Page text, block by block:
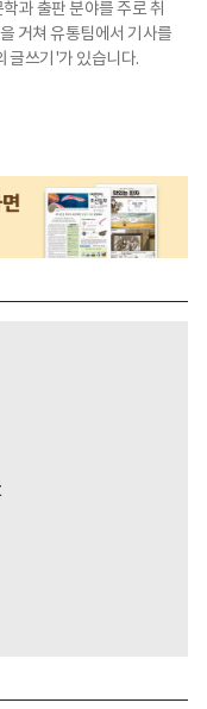
과 출판 분야를 주로 취
거쳐 유통팀에서 기사를
글쓰기'가 있습니다.